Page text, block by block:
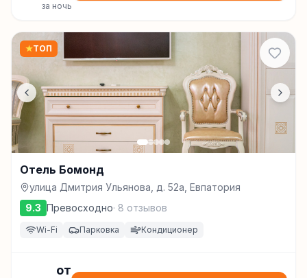
за ночь
★ТОП
Отель Бомонд
улица Дмитрия Ульянова, д. 52а, Евпатория
9.3 Превосходно· 8 отзывов
Wi-Fi Парковка Кондиционер
от